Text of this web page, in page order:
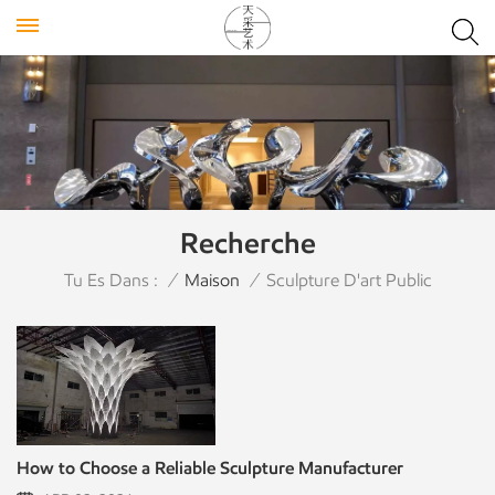
Recherche
Tu Es Dans : / Maison / Sculpture D'art Public
How to Choose a Reliable Sculpture Manufacturer